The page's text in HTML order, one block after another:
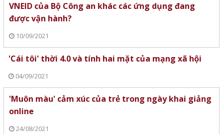
VNEID của Bộ Công an khác các ứng dụng đang
được vận hành?
10/09/2021
'Cái tôi' thời 4.0 và tính hai mặt của mạng xã hội
04/09/2021
'Muôn màu' cảm xúc của trẻ trong ngày khai giảng
online
24/08/2021